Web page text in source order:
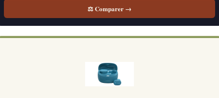
⚖ Comparer →